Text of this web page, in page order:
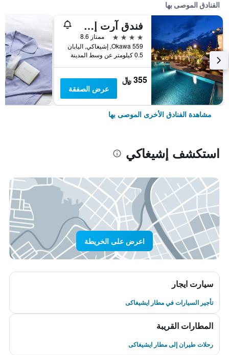
الفنادق الموصى بها
فندق آرت إشيغاكيجيما
4 نجوم
ممتاز 8.6
559 Okawa, إشيغاكي, اليابان
0.5 كيلومتر عن وسط المدينة
355 ﷼
عرض الصفقة
مشاهدة الفنادق الأخرى الموصى بها
استكشف إشيغاكي
اعرض على الخريطة
سيارت ايجار
تأجير السيارات في مطار ايشيغاكى
المطارات القريبة
رحلات طيران إلى مطار ايشيغاكى